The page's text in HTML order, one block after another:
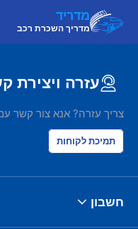
מדריד
מדריך השכרת רכב
עזרה ויצירת
צריך עזרה? אנא צור קשר
תמיכת לקוחות
חשבון